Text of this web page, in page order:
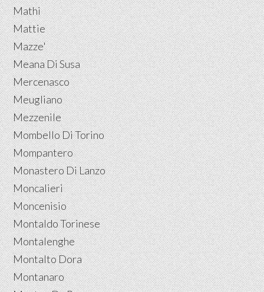
Mathi
Mattie
Mazze'
Meana Di Susa
Mercenasco
Meugliano
Mezzenile
Mombello Di Torino
Mompantero
Monastero Di Lanzo
Moncalieri
Moncenisio
Montaldo Torinese
Montalenghe
Montalto Dora
Montanaro